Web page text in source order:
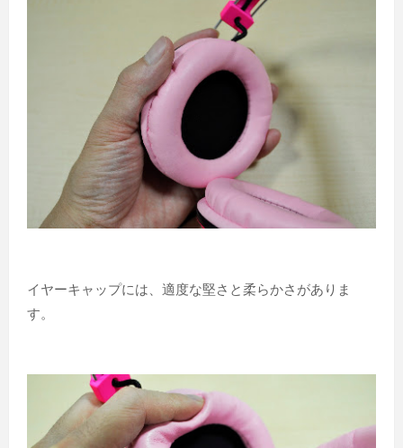
イヤーキャップには、適度な堅さと柔らかさがありま
す。